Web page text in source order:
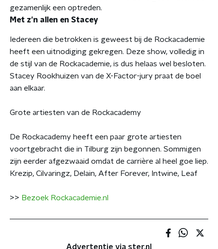
gezamenlijk een optreden.
Met z’n allen en Stacey
Iedereen die betrokken is geweest bij de Rockacademie
heeft een uitnodiging gekregen. Deze show, volledig in
de stijl van de Rockacademie, is dus helaas wel besloten.
Stacey Rookhuizen van de X-Factor-jury praat de boel
aan elkaar.
Grote artiesten van de Rockacademy
De Rockacademy heeft een paar grote artiesten
voortgebracht die in Tilburg zijn begonnen. Sommigen
zijn eerder afgezwaaid omdat de carrière al heel goe liep.
Krezip, Cilvaringz, Delain, After Forever, Intwine, Leaf
>> Bezoek Rockacademie.nl
Advertentie via ster.nl